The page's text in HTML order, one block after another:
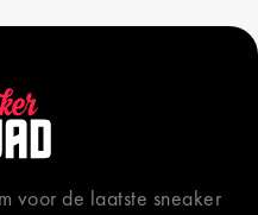
voor de laatste sneaker